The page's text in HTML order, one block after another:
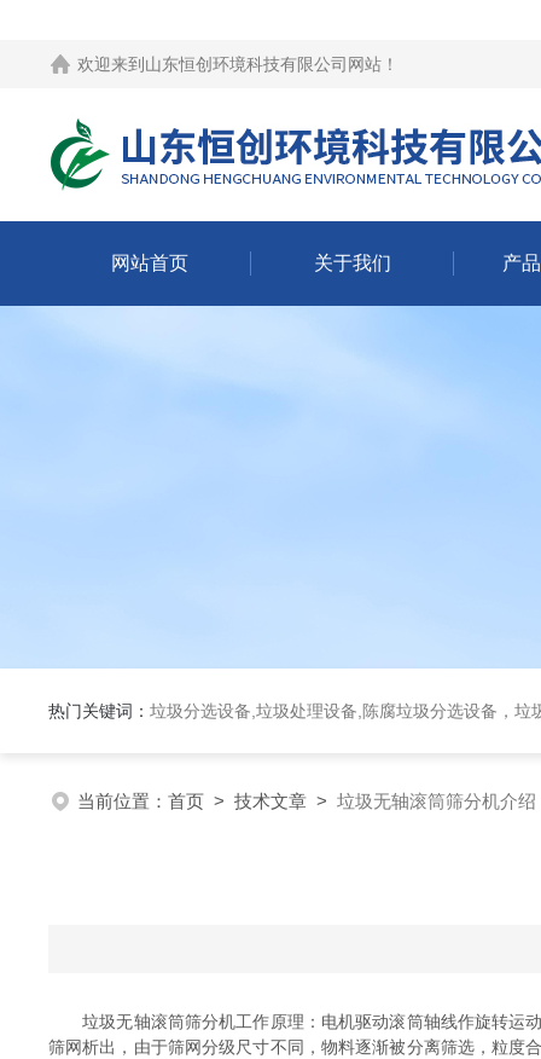
欢迎来到 山东恒创环境科技有限公司网站 ！
网站首页 关于我们 产
热门关键词： 垃圾分选设备,垃圾处理设备,陈腐垃圾分选设备，垃
当前位置： 首页 > 技术文章 > 垃圾无轴滚筒筛分机介绍
垃圾无轴滚筒筛分机工作原理：电机驱动滚筒轴线作旋转运动
筛网析出，由于筛网分级尺寸不同，物料逐渐被分离筛选，粒度